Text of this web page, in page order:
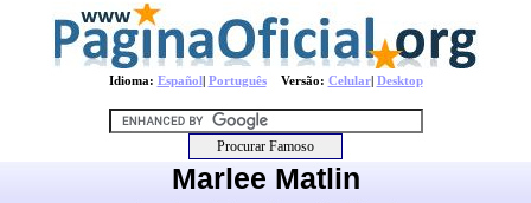
Idioma: Español| PortuguêsVersão: Celular| Desktop
Marlee Matlin